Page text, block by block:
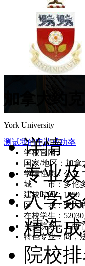
加拿大约
York University
测试我的申请成功率
学校官网：
国家/地区：加拿
学院性质：公立
城 市：多伦
建校时间：1959
区 域：安大
在校学生：52030
主要院系：工商
特色专业：商，
详情
专业
入学
精选
院校排